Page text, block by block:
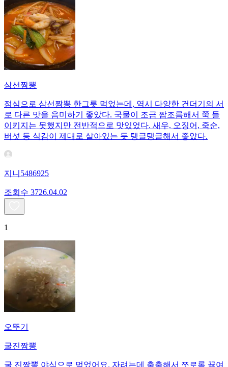
삼선짬뽕
점심으로 삼선짬뽕 한그릇 먹었는데, 역시 다양한 건더기의 서
로 다른 맛을 음미하기 좋았다. 국물이 조금 짭조름해서 쭉 들
이키지는 못했지만 전반적으로 맛있었다. 새우, 오징어, 죽순,
버섯 등 식감이 제대로 살아있는 듯 탱글탱글해서 좋았다.
지니5486925
조회수 3726.04.02
1
오뚜기
굴진짬뽕
굴 진짬뽕 야식으로 먹었어요. 자려는데 출출해서 쪼로록 끓여